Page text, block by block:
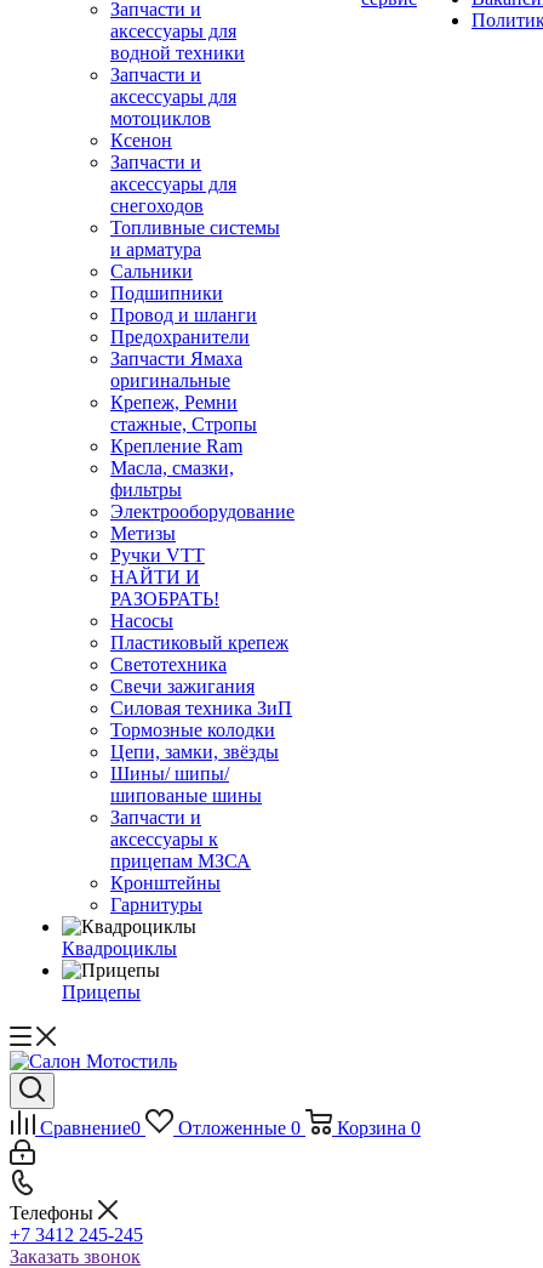
Запчасти и
аксессуары для
водной техники
Запчасти и
аксессуары для
мотоциклов
Ксенон
Запчасти и
аксессуары для
снегоходов
Топливные системы
и арматура
Сальники
Подшипники
Провод и шланги
Предохранители
Запчасти Ямаха
оригинальные
Крепеж, Ремни
стажные, Стропы
Крепление Ram
Масла, смазки,
фильтры
Электрооборудование
Метизы
Ручки VTT
НАЙТИ И
РАЗОБРАТЬ!
Насосы
Пластиковый крепеж
Светотехника
Свечи зажигания
Силовая техника ЗиП
Тормозные колодки
Цепи, замки, звёзды
Шины/ шипы/
шипованые шины
Запчасти и
аксессуары к
прицепам МЗСА
Кронштейны
Гарнитуры
Квадроциклы
Прицепы
Сравнение0 Отложенные 0 Корзина 0
Телефоны
+7 3412 245-245
Заказать звонок